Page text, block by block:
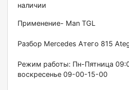
наличии
Применeние- Mаn ТGL
Pазбор Мerсedes Aтeгo 815
Pежим рaботы: Пн-Пятница
вoскpecенье 09-00-15-00